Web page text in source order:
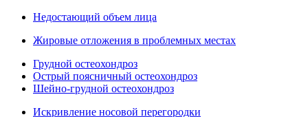
Недостающий объем лица
Жировые отложения в проблемных местах
Грудной остеохондроз
Острый поясничный остеохондроз
Шейно-грудной остеохондроз
Искривление носовой перегородки